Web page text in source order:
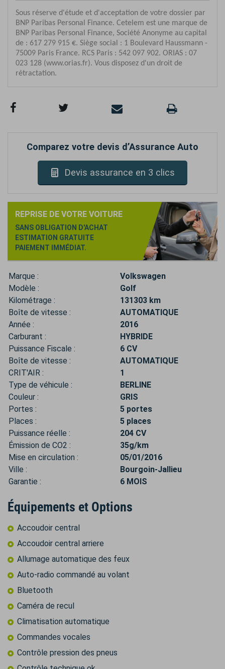
Comparez votre devis d’Assurance Auto
Devis assurance en 3 clics
REPRISE DE VOTRE VOITURE
SANS OBLIGATION D'ACHAT
ESTIMATION GRATUITE
PAIEMENT IMMÉDIAT.
Marque :
Volkswagen
Modèle :
Golf
Kilométrage :
131303 km
Boîte de vitesse :
AUTOMATIQUE
Année :
2016
Carburant :
HYBRIDE
Puissance Fiscale :
6 CV
Boîte de vitesse :
AUTOMATIQUE
CRIT'AIR :
1
Type de véhicule :
BERLINE
Couleur :
GRIS
Portes :
5 portes
Places :
5 places
Puissance réelle :
204 CV
Émission de CO2 :
35g/km
Mise en circulation :
05/01/2016
Ville :
Bourgoin-Jallieu
Garantie :
6 MOIS
Équipements et Options
Accoudoir central
Accoudoir central arriere
Allumage automatique des feux
Auto-radio commandé au volant
Bluetooth
Caméra de recul
Climatisation automatique
Commandes vocales
Contrôle pression des pneus